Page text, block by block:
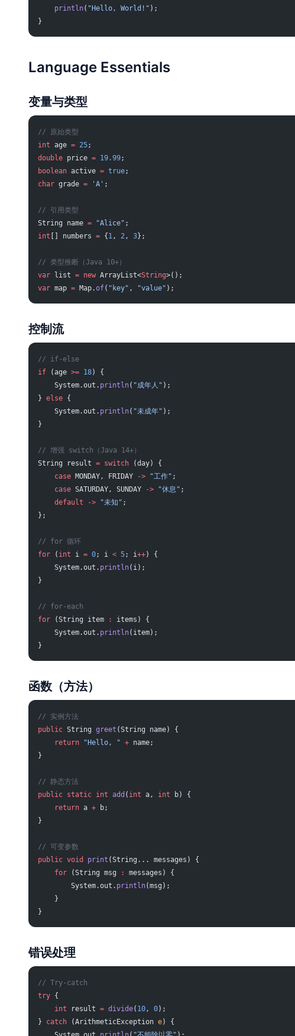
    println
( "Hello, World!" );
}
Language Essentials
变量与类型
// 原始类型
int age = 25;
double price = 19.99;
boolean active = true;
char grade = 'A' ;
// 引用类型
String name = "Alice" ;
int [] numbers = { 1, 2, 3};
// 类型推断（Java 10+）
var list = new ArrayList<String>();
var map = Map.of( "key" , "value" );
控制流
// if-else
if (age >= 18) {
    System.out.
println( "成年人" );
} else {
    System.out.
println( "未成年" );
}
// 增强 switch（Java 14+）
String result = switch (day) {
    case
MONDAY, FRIDAY -> "工作" ;
    case
SATURDAY, SUNDAY -> "休息" ;
    default
-> "未知" ;
};
// for 循环
for ( int i = 0; i < 5; i++) {
    System.out.
println(i);
}
// for-each
for (String item :
items) {
    System.out.
println(item);
}
函数（方法）
// 实例方法
public String greet (String name) {
    return
"Hello, " + name;
}
// 静态方法
public static int add ( int a, int b) {
    return
a + b;
}
// 可变参数
public void print (String... messages) {
    for
(String msg :
messages) {
        System.out.
println(msg);
    }
}
错误处理
// Try-catch
try {
    int
result = divide( 10, 0);
} catch (ArithmeticException e) {